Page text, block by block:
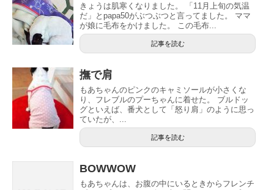
きょうは肌寒くなりました。 「11月上旬の気温
だ」とpapa50がぶつぶつと言ってました。 ママ
が娘に毛布をかけました。 この毛布...
記事を読む
撫で肩
もあちゃんのピンクのキャミソールが小さくな
り、フレブルのプーちゃんに着せた。 ブルドッ
グといえば、番犬として「怒り肩」のように思っ
ていたが、...
記事を読む
BOWWOW
もあちゃんは、お腹の中にいるときからフレンチ